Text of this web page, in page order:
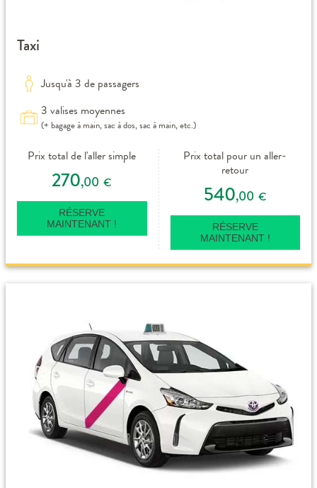
Taxi
Jusqu'à 3 de passagers
3 valises moyennes
(+ bagage à main, sac à dos, sac à main, etc.)
Prix total de l'aller simple
270,00 €
RÉSERVE
MAINTENANT !
Prix total pour un aller-
retour
540,00 €
RÉSERVE
MAINTENANT !